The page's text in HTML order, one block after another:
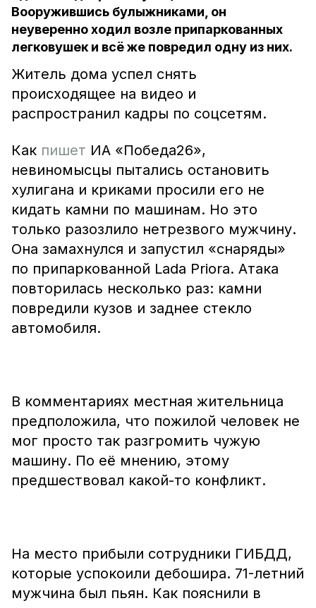
Вооружившись булыжниками, он
неуверенно ходил возле припаркованных
легковушек и всё же повредил одну из них.
Житель дома успел снять
происходящее на видео и
распространил кадры по соцсетям.
Как пишет ИА «Победа26»,
невиномысцы пытались остановить
хулигана и криками просили его не
кидать камни по машинам. Но это
только разозлило нетрезвого мужчину.
Она замахнулся и запустил «снаряды»
по припаркованной Lada Priora. Атака
повторилась несколько раз: камни
повредили кузов и заднее стекло
автомобиля.
В комментариях местная жительница
предположила, что пожилой человек не
мог просто так разгромить чужую
машину. По её мнению, этому
предшествовал какой-то конфликт.
На место прибыли сотрудники ГИБДД,
которые успокоили дебошира. 71-летний
мужчина был пьян. Как пояснили в